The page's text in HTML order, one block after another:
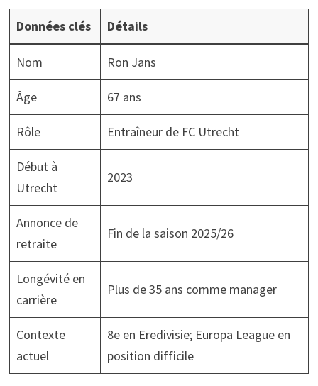
Données clés Détails
Nom Ron Jans
Âge 67 ans
Rôle Entraîneur de FC Utrecht
Début à
Utrecht
2023
Annonce de
retraite
Fin de la saison 2025/26
Longévité en
carrière
Plus de 35 ans comme manager
Contexte
actuel
8e en Eredivisie; Europa League en
position difficile